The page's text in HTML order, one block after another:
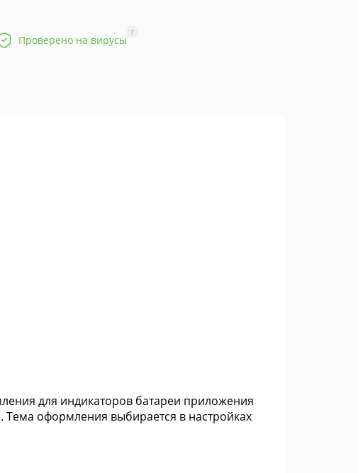
Проверено на вирусы
?
для индикаторов батареи приложения
Тема оформления выбирается в настройках